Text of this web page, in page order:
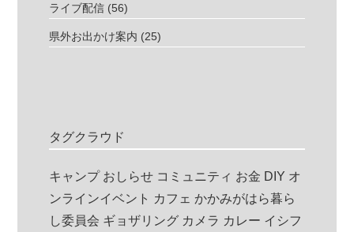
ライブ配信 (56)
県外お出かけ案内 (25)
タグクラウド
キャンプ おしらせ コミュニティ お金 DIY オ
ンラインイベント カフェ かかみがはら暮ら
し委員会 ギョザリング カメラ カレー イシフ